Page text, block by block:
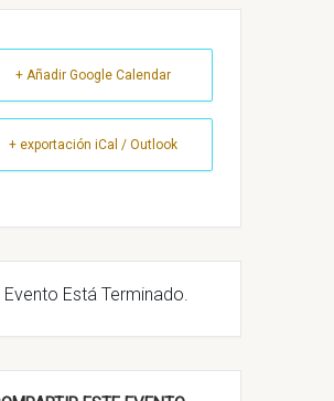
+ Añadir Google Calendar
+ exportación iCal / Outlook
Evento Está Terminado.